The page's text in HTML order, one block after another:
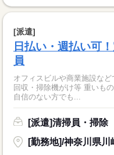
[派遣]
日払い・週払い可
員
オフィスビルや商業施設な
回収・掃除機がけ等 重いも
自信のない方でも...
[派遣]清掃員・掃除
[勤務地]/神奈川県川